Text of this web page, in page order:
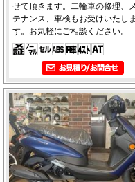
せて頂きます。二輪車の修理、
テナンス、車検もお受けいたし
す。お気軽にご相談ください。